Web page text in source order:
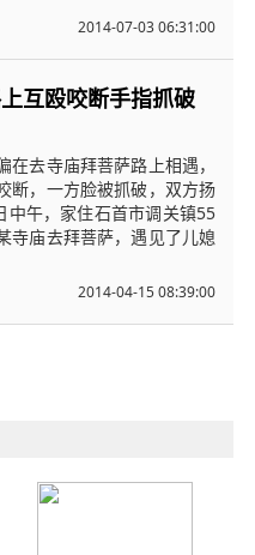
2014-07-03 06:31:00
互殴咬断手指抓破
去寺庙拜菩萨路上相遇，
断，一方脸被抓破，双方扬
中午，家住石首市调关镇55
寺庙去拜菩萨，遇见了儿媳
2014-04-15 08:39:00